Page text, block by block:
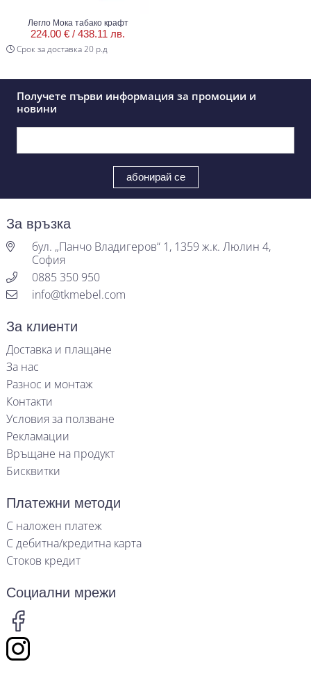
Легло Мока табако крафт
224.00 € / 438.11 лв.
Срок за доставка 20 р.д
Получете първи информация за промоции и
новини
За връзка
бул. „Панчо Владигеров“ 1, 1359 ж.к. Люлин 4,
София
0885 350 950
info@tkmebel.com
За клиенти
Доставка и плащане
За нас
Разнос и монтаж
Контакти
Условия за ползване
Рекламации
Връщане на продукт
Бисквитки
Платежни методи
С наложен платеж
С дебитна/кредитна карта
Стоков кредит
Социални мрежи